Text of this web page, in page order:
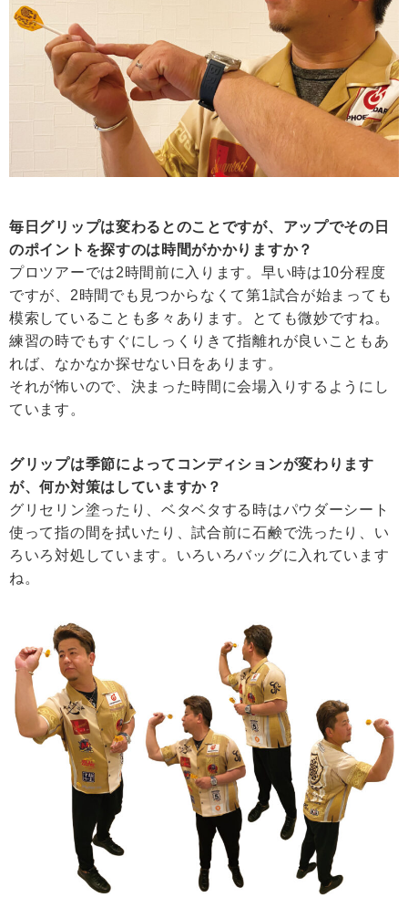
毎日グリップは変わるとのことですが、アップでその日
のポイントを探すのは時間がかかりますか？
プロツアーでは2時間前に入ります。早い時は10分程度
ですが、2時間でも見つからなくて第1試合が始まっても
模索していることも多々あります。とても微妙ですね。
練習の時でもすぐにしっくりきて指離れが良いこともあ
れば、なかなか探せない日をあります。
それが怖いので、決まった時間に会場入りするようにし
ています。
グリップは季節によってコンディションが変わります
が、何か対策はしていますか？
グリセリン塗ったり、ベタベタする時はパウダーシート
使って指の間を拭いたり、試合前に石鹸で洗ったり、い
ろいろ対処しています。いろいろバッグに入れています
ね。